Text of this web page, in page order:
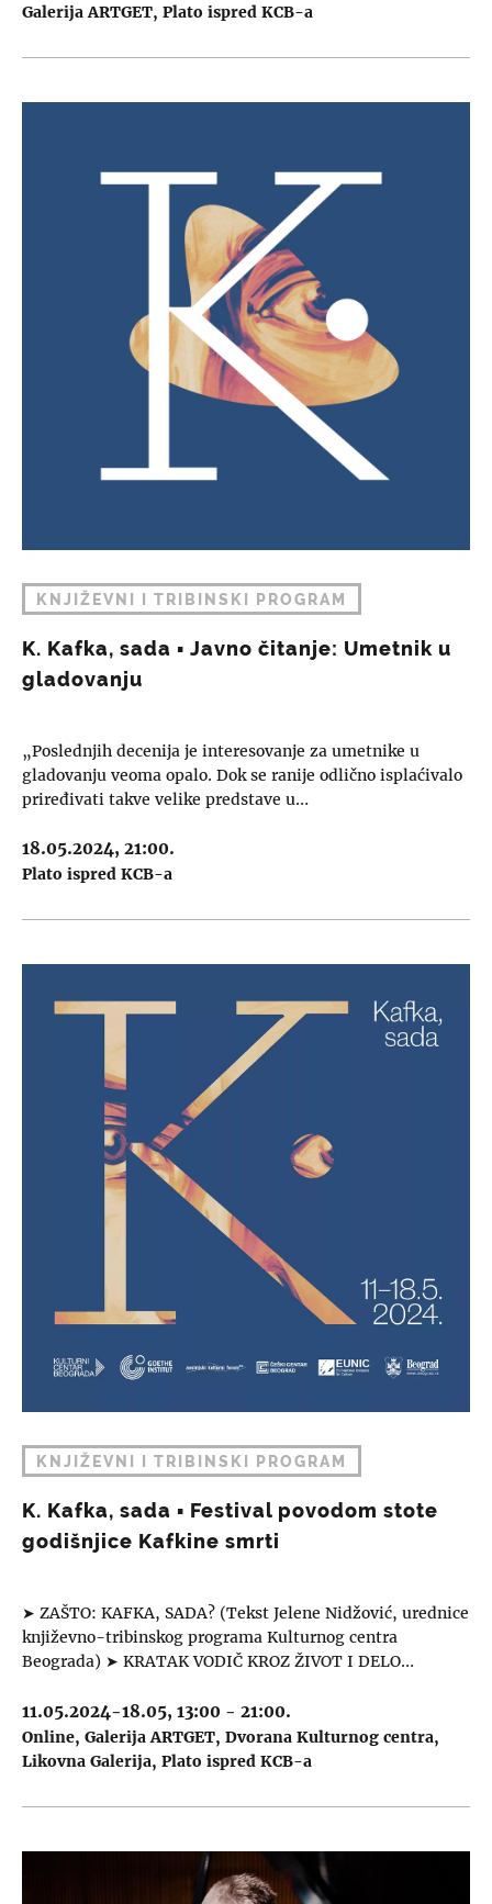
Galerija ARTGET Plato ispred KCB-a
KNJIŽEVNI I TRIBINSKI PROGRAM
K. Kafka, sada ▪︎ Javno čitanje: Umetnik u
gladovanju
„Poslednjih decenija je interesovanje za umetnike u
gladovanju veoma opalo. Dok se ranije odlično isplaćivalo
priređivati takve velike predstave u…
18.05.2024, 21:00.
Plato ispred KCB-a
KNJIŽEVNI I TRIBINSKI PROGRAM
K. Kafka, sada ▪︎ Festival povodom stote
godišnjice Kafkine smrti
➤ ZAŠTO: KAFKA, SADA? (Tekst Jelene Nidžović, urednice
književno-tribinskog programa Kulturnog centra
Beograda) ➤ KRATAK VODIČ KROZ ŽIVOT I DELO…
11.05.2024-18.05, 13:00 - 21:00.
Online Galerija ARTGET Dvorana Kulturnog centra
Likovna Galerija Plato ispred KCB-a